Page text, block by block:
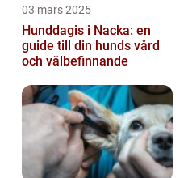
03 mars 2025
Hunddagis i Nacka: en
guide till din hunds vård
och välbefinnande